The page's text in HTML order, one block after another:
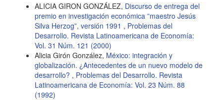
ALICIA GIRON GONZÁLEZ, Discurso de entrega del
premio en investigación económica ”maestro Jesús
Silva Herzog”, versión 1991 , Problemas del
Desarrollo. Revista Latinoamericana de Economía:
Vol. 31 Núm. 121 (2000)
Alicia Girón González, México: integración y
globalización. ¿Antecedentes de un nuevo modelo de
desarrollo? , Problemas del Desarrollo. Revista
Latinoamericana de Economía: Vol. 23 Núm. 88
(1992)